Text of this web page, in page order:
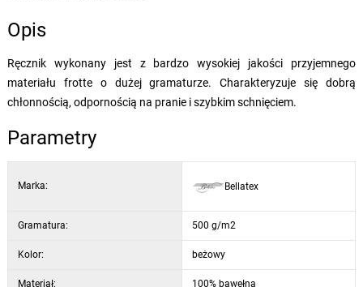
Opis
Ręcznik wykonany jest z bardzo wysokiej jakości przyjemnego
materiału frotte o dużej gramaturze. Charakteryzuje się dobrą
chłonnością, odpornością na pranie i szybkim schnięciem.
Parametry
Marka: Bellatex
Gramatura: 500 g/m2
Kolor: beżowy
Materiał: 100% bawełna